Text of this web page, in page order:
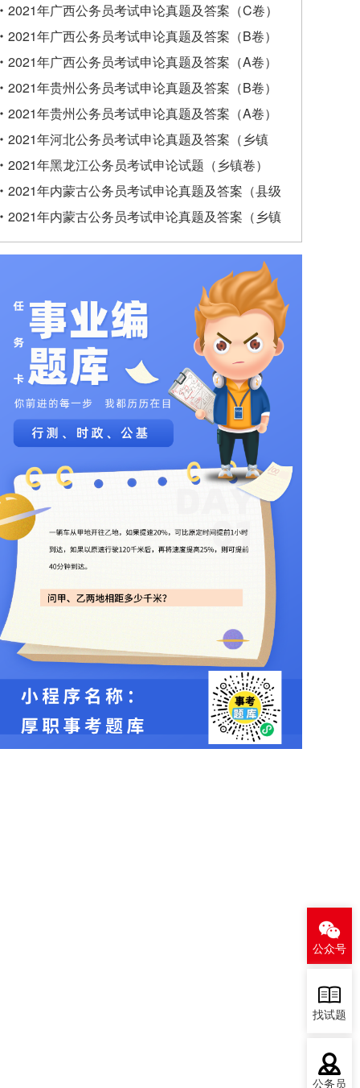
2021年广西公务员考试申论真题及答案（C卷）
2021年广西公务员考试申论真题及答案（B卷）
2021年广西公务员考试申论真题及答案（A卷）
2021年贵州公务员考试申论真题及答案（B卷）
2021年贵州公务员考试申论真题及答案（A卷）
2021年河北公务员考试申论真题及答案（乡镇
卷）
2021年黑龙江公务员考试申论试题（乡镇卷）
2021年内蒙古公务员考试申论真题及答案（县级
卷）
2021年内蒙古公务员考试申论真题及答案（乡镇
卷）
公众号
找试题
公务员